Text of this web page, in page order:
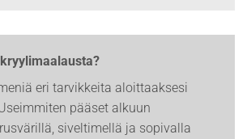
eri tarvikkeita aloittaaksesi
pääset alkuun
siveltimellä ja sopivalla